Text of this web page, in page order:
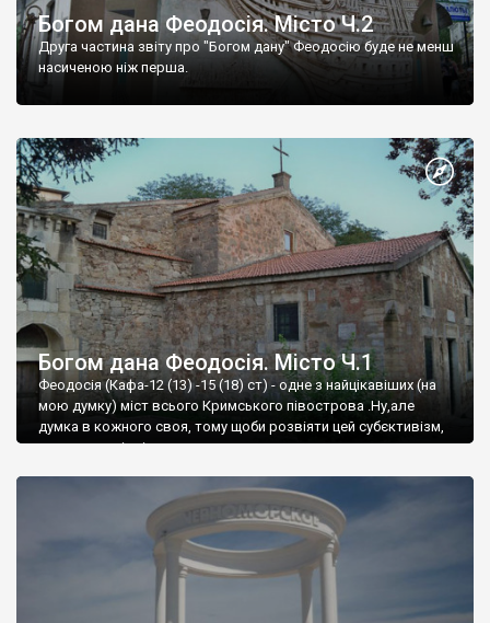
Богом дана Феодосія. Місто Ч.2
Друга частина звіту про "Богом дану" Феодосію буде не менш
насиченою ніж перша.
Богом дана Феодосія. Місто Ч.1
Феодосія (Кафа-12 (13) -15 (18) ст) - одне з найцікавіших (на
мою думку) міст всього Кримського півострова .Ну,але
думка в кожного своя, тому щоби розвіяти цей субєктивізм,
запрошую відвідати це